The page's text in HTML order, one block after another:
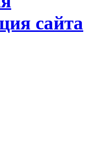
сайта